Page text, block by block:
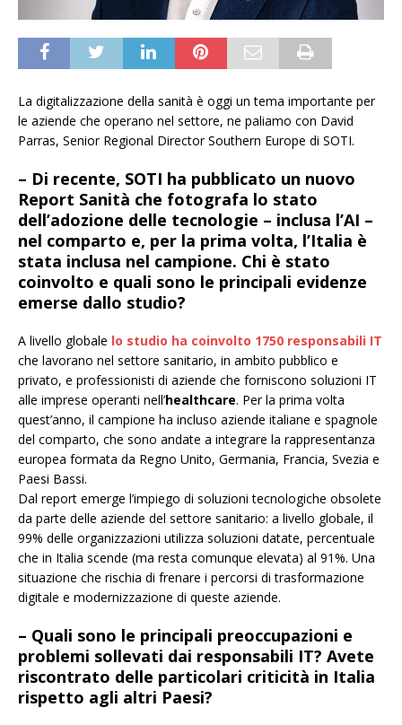
La digitalizzazione della sanità è oggi un tema importante per
le aziende che operano nel settore, ne paliamo con David
Parras, Senior Regional Director Southern Europe di SOTI.
– Di recente, SOTI ha pubblicato un nuovo
Report Sanità che fotografa lo stato
dell’adozione delle tecnologie – inclusa l’AI –
nel comparto e, per la prima volta, l’Italia è
stata inclusa nel campione. Chi è stato
coinvolto e quali sono le principali evidenze
emerse dallo studio?
A livello globale lo studio ha coinvolto 1750 responsabili IT
che lavorano nel settore sanitario, in ambito pubblico e
privato, e professionisti di aziende che forniscono soluzioni IT
alle imprese operanti nell’healthcare. Per la prima volta
quest’anno, il campione ha incluso aziende italiane e spagnole
del comparto, che sono andate a integrare la rappresentanza
europea formata da Regno Unito, Germania, Francia, Svezia e
Paesi Bassi.
Dal report emerge l’impiego di soluzioni tecnologiche obsolete
da parte delle aziende del settore sanitario: a livello globale, il
99% delle organizzazioni utilizza soluzioni datate, percentuale
che in Italia scende (ma resta comunque elevata) al 91%. Una
situazione che rischia di frenare i percorsi di trasformazione
digitale e modernizzazione di queste aziende.
– Quali sono le principali preoccupazioni e
problemi sollevati dai responsabili IT? Avete
riscontrato delle particolari criticità in Italia
rispetto agli altri Paesi?